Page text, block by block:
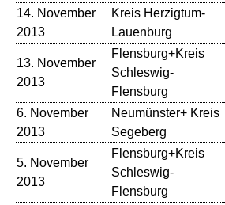
14. November
2013
Kreis Herzigtum-
Lauenburg
13. November
2013
Flensburg+Kreis
Schleswig-
Flensburg
6. November
2013
Neumünster+ Kreis
Segeberg
5. November
2013
Flensburg+Kreis
Schleswig-
Flensburg